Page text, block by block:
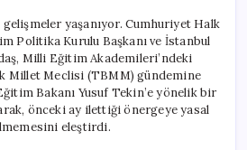
Meclis’e
Taşıdı:
Bakan
Tekin’e
Yanıt
Bekleyen
Sorular
yaşanıyor. Cumhuriyet Halk
Politika Kurulu Başkanı ve İstanbul
Milli Eğitim Akademileri’ndeki
Millet Meclisi (TBMM) gündemine
Bakanı Yusuf Tekin’e yönelik bir
önceki ay ilettiği önergeye yasal
eleştirdi.